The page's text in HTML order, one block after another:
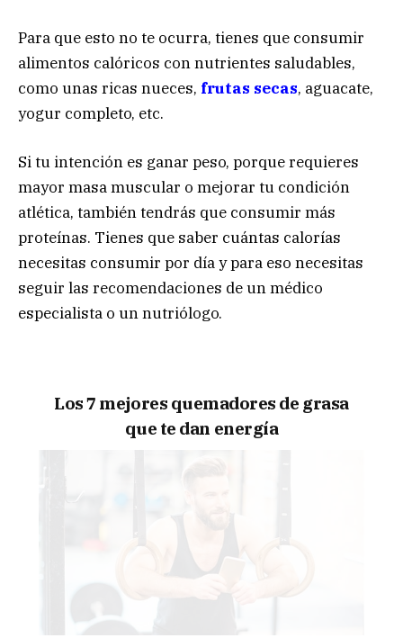
Para que esto no te ocurra, tienes que consumir
alimentos calóricos con nutrientes saludables,
como unas ricas nueces, frutas secas, aguacate,
yogur completo, etc.
Si tu intención es ganar peso, porque requieres
mayor masa muscular o mejorar tu condición
atlética, también tendrás que consumir más
proteínas. Tienes que saber cuántas calorías
necesitas consumir por día y para eso necesitas
seguir las recomendaciones de un médico
especialista o un nutriólogo.
Los 7 mejores quemadores de grasa
que te dan energía